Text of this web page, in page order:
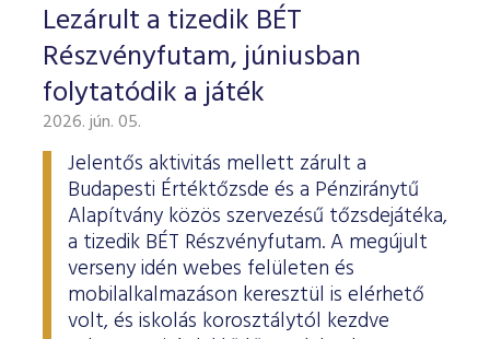
Lezárult a tizedik BÉT
Részvényfutam, júniusban
folytatódik a játék
2026. jún. 05.
Jelentős aktivitás mellett zárult a
Budapesti Értéktőzsde és a Pénziránytű
Alapítvány közös szervezésű tőzsdejátéka,
a tizedik BÉT Részvényfutam. A megújult
verseny idén webes felületen és
mobilalkalmazáson keresztül is elérhető
volt, és iskolás korosztálytól kezdve